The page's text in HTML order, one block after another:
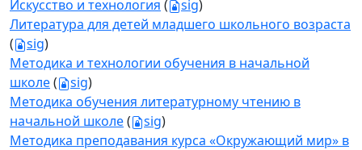
Искусство и технология ( sig)
Литература для детей младшего школьного возраста
(
sig)
Методика и технологии обучения в начальной
школе( sig)
Методика обучения литературному чтению в
начальной школе( sig)
Методика преподавания курса «Окружающий мир» в